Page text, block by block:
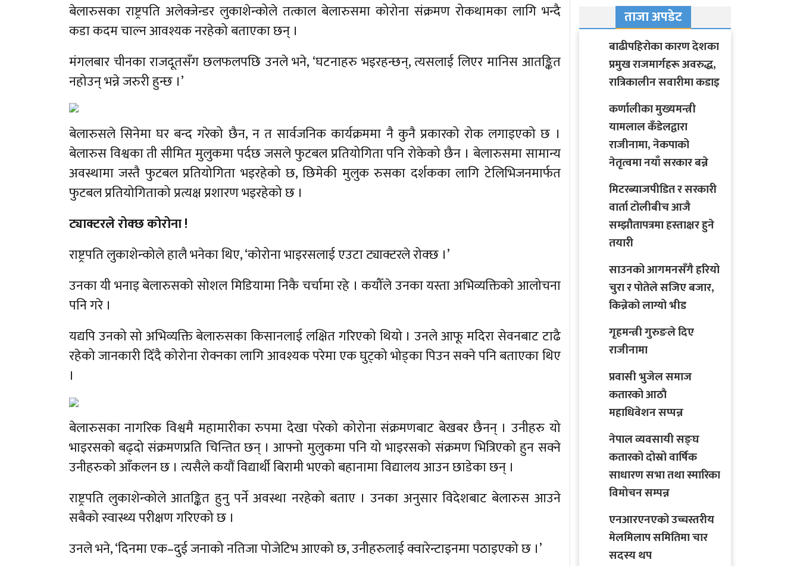
बेलारुसका राष्ट्रपति अलेक्जेन्डर लुकाशेन्कोले तत्काल बेलारुसमा कोरोना संक्रमण रोकथामका लागि भन्दै
कडा कदम चाल्न आवश्यक नरहेको बताएका छन् ।
मंगलबार चीनका राजदूतसँग छलफलपछि उनले भने, ‘घटनाहरु भइरहन्छन्, त्यसलाई लिएर मानिस आतङ्कित
नहोउन् भन्ने जरुरी हुन्छ ।’
बेलारुसले सिनेमा घर बन्द गरेको छैन, न त सार्वजनिक कार्यक्रममा नै कुनै प्रकारको रोक लगाइएको छ ।
बेलारुस विश्वका ती सीमित मुलुकमा पर्दछ जसले फुटबल प्रतियोगिता पनि रोकेको छैन । बेलारुसमा सामान्य
अवस्थामा जस्तै फुटबल प्रतियोगिता भइरहेको छ, छिमेकी मुलुक रुसका दर्शकका लागि टेलिभिजनमार्फत
फुटबल प्रतियोगिताको प्रत्यक्ष प्रशारण भइरहेको छ ।
ट्याक्टरले रोक्छ कोरोना !
राष्ट्रपति लुकाशेन्कोले हालै भनेका थिए, ‘कोरोना भाइरसलाई एउटा ट्याक्टरले रोक्छ ।’
उनका यी भनाइ बेलारुसको सोशल मिडियामा निकै चर्चामा रहे । कयौँले उनका यस्ता अभिव्यक्तिको आलोचना
पनि गरे ।
यद्यपि उनको सो अभिव्यक्ति बेलारुसका किसानलाई लक्षित गरिएको थियो । उनले आफू मदिरा सेवनबाट टाढै
रहेको जानकारी दिँदै कोरोना रोक्नका लागि आवश्यक परेमा एक घुट्को भोड्का पिउन सक्ने पनि बताएका थिए
।
बेलारुसका नागरिक विश्वमै महामारीका रुपमा देखा परेको कोरोना संक्रमणबाट बेखबर छैनन् । उनीहरु यो
भाइरसको बढ्दो संक्रमणप्रति चिन्तित छन् । आफ्नो मुलुकमा पनि यो भाइरसको संक्रमण भित्रिएको हुन सक्ने
उनीहरुको आँकलन छ । त्यसैले कयौं विद्यार्थी बिरामी भएको बहानामा विद्यालय आउन छाडेका छन् ।
राष्ट्रपति लुकाशेन्कोले आतङ्कित हुनु पर्ने अवस्था नरहेको बताए । उनका अनुसार विदेशबाट बेलारुस आउने
सबैको स्वास्थ्य परीक्षण गरिएको छ ।
उनले भने, ‘दिनमा एक–दुई जनाको नतिजा पोजेटिभ आएको छ, उनीहरुलाई क्वारेन्टाइनमा पठाइएको छ ।’
ताजा अपडेट
बाढीपहिरोका कारण देशका
प्रमुख राजमार्गहरू अवरुद्ध,
रात्रिकालीन सवारीमा कडाइ
कर्णालीका मुख्यमन्त्री
यामलाल कँडेलद्वारा
राजीनामा, नेकपाको
नेतृत्वमा नयाँ सरकार बन्ने
मिटरब्याजपीडित र सरकारी
वार्ता टोलीबीच आजै
सम्झौतापत्रमा हस्ताक्षर हुने
तयारी
साउनको आगमनसँगै हरियो
चुरा र पोतेले सजिए बजार,
किन्नेको लाग्यो भीड
गृहमन्त्री गुरुङले दिए
राजीनामा
प्रवासी भुजेल समाज
कतारको आठाै
महाधिवेशन सप्पन्न
नेपाल व्यवसायी सङ्घ
कतारको दोस्रो वार्षिक
साधारण सभा तथा स्मारिका
विमोचन सम्पन्न
एनआरएनएको उच्चस्तरीय
मेलमिलाप समितिमा चार
सदस्य थप